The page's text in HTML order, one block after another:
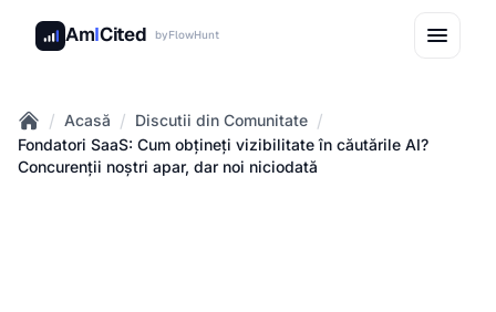
AmICited byFlowHunt
Home
/ Acasă / Discutii din Comunitate /
Fondatori SaaS: Cum obțineți vizibilitate în căutările AI?
Concurenții noștri apar, dar noi niciodată